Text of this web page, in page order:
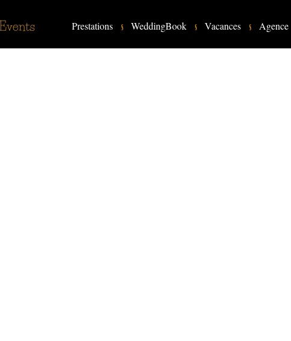
Prestations WeddingBook Vacances Agence